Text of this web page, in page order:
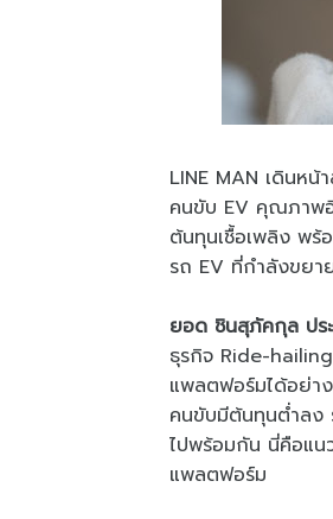
LINE MAN เดินหน้
คนขับ EV คุณภาพอี
ต้นทุนเชื้อเพลิง พร้
รถ EV ที่กำลังขย
ยอด ชินสุภัคกุล ปร
ธุรกิจ Ride-
แพลตฟอร์มได้อย่า
คนขับมีต้นทุนต่ำลง
ไปพร้อมกัน นี่คือแน
แพลตฟอร์ม